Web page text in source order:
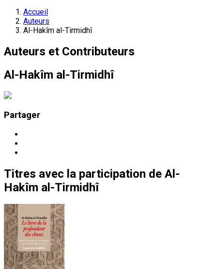
Accueil
Auteurs
Al-Hakîm al-Tirmidhî
Auteurs et Contributeurs
Al-Hakîm al-Tirmidhî
Partager
Titres avec la participation de Al-
Hakîm al-Tirmidhî